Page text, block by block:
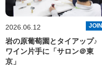
2026.06.12 JOIN
岩の原葡萄園とタイアップ♪
ワイン片手に「サロン＠東
京」